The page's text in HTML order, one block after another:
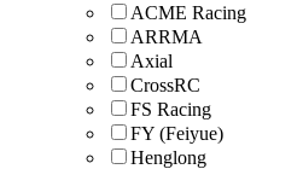
ACME Racing
ARRMA
Axial
CrossRC
FS Racing
FY (Feiyue)
Henglong